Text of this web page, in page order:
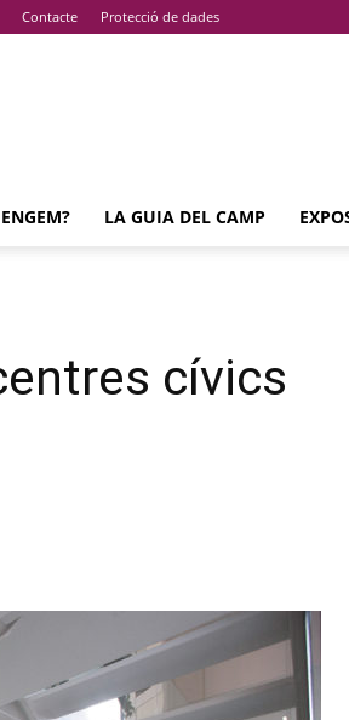
Contacte Protecció de dades
LA GUIA DEL CAMP
cívics